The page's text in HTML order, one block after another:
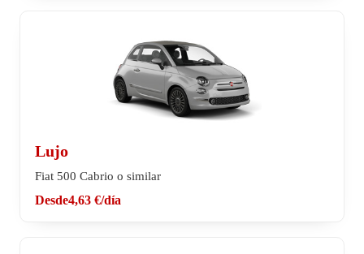
Lujo
Fiat 500 Cabrio o similar
Desde4,63 €/día